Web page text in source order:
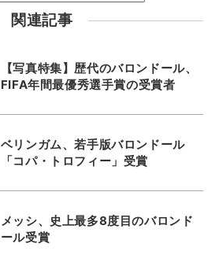
関連記事
【写真特集】歴代のバロンドール、
FIFA年間最優秀選手賞の受賞者
ベリンガム、若手版バロンドール
「コパ・トロフィー」受賞
メッシ、史上最多8度目のバロンド
ール受賞